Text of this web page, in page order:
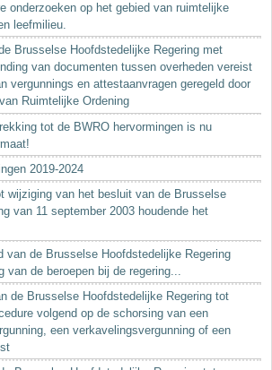
onderzoeken op het gebied van ruimtelijke
leefmilieu.
Brusselse Hoofdstedelijke Regering met
van documenten tussen overheden vereist
vergunnings en attestaanvragen geregeld door
Ruimtelijke Ordening
tot de BWRO hervormingen is nu
2019-2024
wijziging van het besluit van de Brusselse
van 11 september 2003 houdende het
van de Brusselse Hoofdstedelijke Regering
van de beroepen bij de regering...
de Brusselse Hoofdstedelijke Regering tot
volgend op de schorsing van een
een verkavelingsvergunning of een